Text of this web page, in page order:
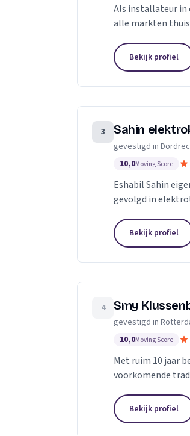
Als installateur in
alle markten
Bekijk profiel
3 Sahin
gevestigd in
10,0Moving Score
Eshabil Sahin
gevolgd in
Bekijk profiel
4 Smy
gevestigd in
10,0Moving Score
Met ruim 10 jaar
voorkomende
Bekijk profiel